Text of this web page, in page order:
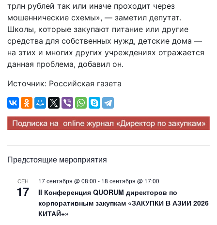
трлн рублей так или иначе проходит через
мошеннические схемы», — заметил депутат.
Школы, которые закупают питание или другие
средства для собственных нужд, детские дома —
на этих и многих других учреждениях отражается
данная проблема, добавил он.
Источник: Российская газета
Предстоящие мероприятия
СЕН
17
17 сентября @ 08:00 - 18 сентября @ 17:00
II Конференция QUORUM директоров по
корпоративным закупкам «ЗАКУПКИ В АЗИИ 2026
КИТАЙ+»